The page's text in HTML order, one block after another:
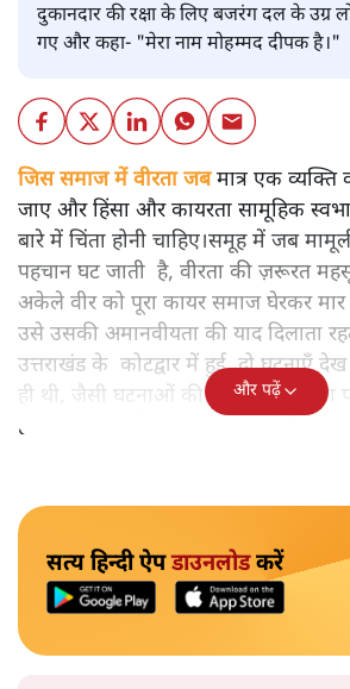
दुकानदार की रक्षा के लिए बजरंग दल के उग्र
गए और कहा- "मेरा नाम मोहम्मद दीपक है।"
जिस समाज में वीरता जबमात्र एक
जाए और हिंसा और कायरता सामूहिक
बारे में चिंता होनी चाहिए।समूह में जब
पहचान घट जाती है, वीरता की ज़रूरत
अकेले वीर को पूरा कायर समाज घेरकर मार
उसे उसकी अमानवीयता की याद दिलाता
उत्तराखंड के कोटद्वार में हुई दो घटनाएँ
ही थी, जैसी घटनाओं की खबर हम
हैं।भारत के तक़रीबन हर हिस्से से ऐसी खबर
और पढ़ें
सत्य हिन्दी ऐपडाउनलोडकरें